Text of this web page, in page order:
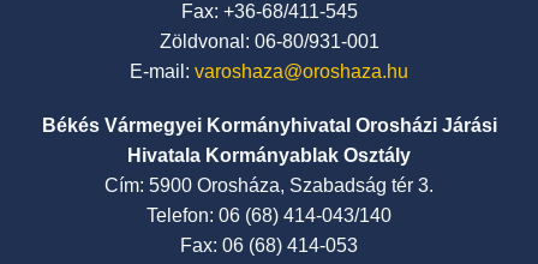
Fax: +36-68/411-545
Zöldvonal: 06-80/931-001
E-mail: varoshaza@oroshaza.hu
Békés Vármegyei Kormányhivatal Orosházi Járási
Hivatala Kormányablak Osztály
Cím: 5900 Orosháza, Szabadság tér 3.
Telefon: 06 (68) 414-043/140
Fax: 06 (68) 414-053